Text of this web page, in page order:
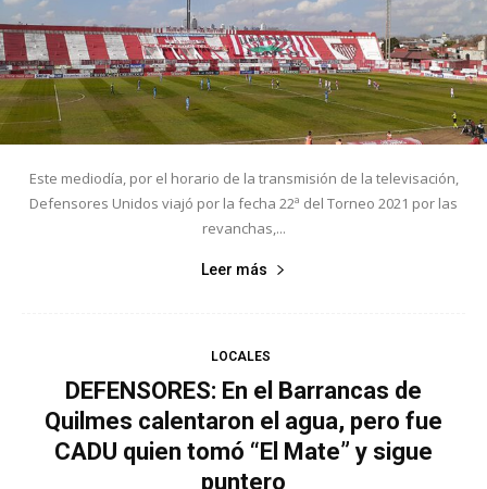
Este mediodía, por el horario de la transmisión de la televisación,
Defensores Unidos viajó por la fecha 22ª del Torneo 2021 por las
revanchas,...
Leer más
LOCALES
DEFENSORES: En el Barrancas de
Quilmes calentaron el agua, pero fue
CADU quien tomó “El Mate” y sigue
puntero